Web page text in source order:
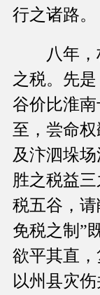
行之诸路。
八年，权
之税。先
谷价比淮
至，尝命权
及汴泗垛
胜之税益
税五谷，
免税之制”
欲平其直，
以州县灾